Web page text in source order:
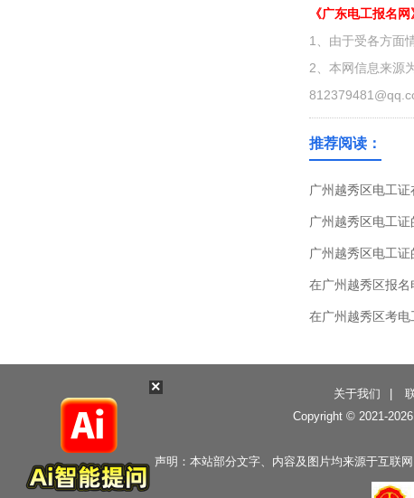
《广东电工报名
1、由于受各方面
2、本网信息来源
推荐阅读：
广州越秀区电工证
广州越秀区电工
广州越秀区电工
在广州越秀区报名
在广州越秀区考电
关于我们
Copyright © 2021-2026
声明：本站部分文字、内容及图片均来源于互联
×